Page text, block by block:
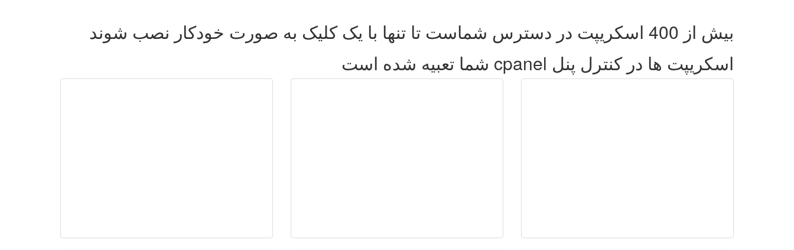
بیش از 400 اسکریپت در دسترس شماست تا تنها با یک کلیک به صورت خودکار نصب شوند
اسکریپت ها در کنترل پنل cpanel شما تعبیه شده است